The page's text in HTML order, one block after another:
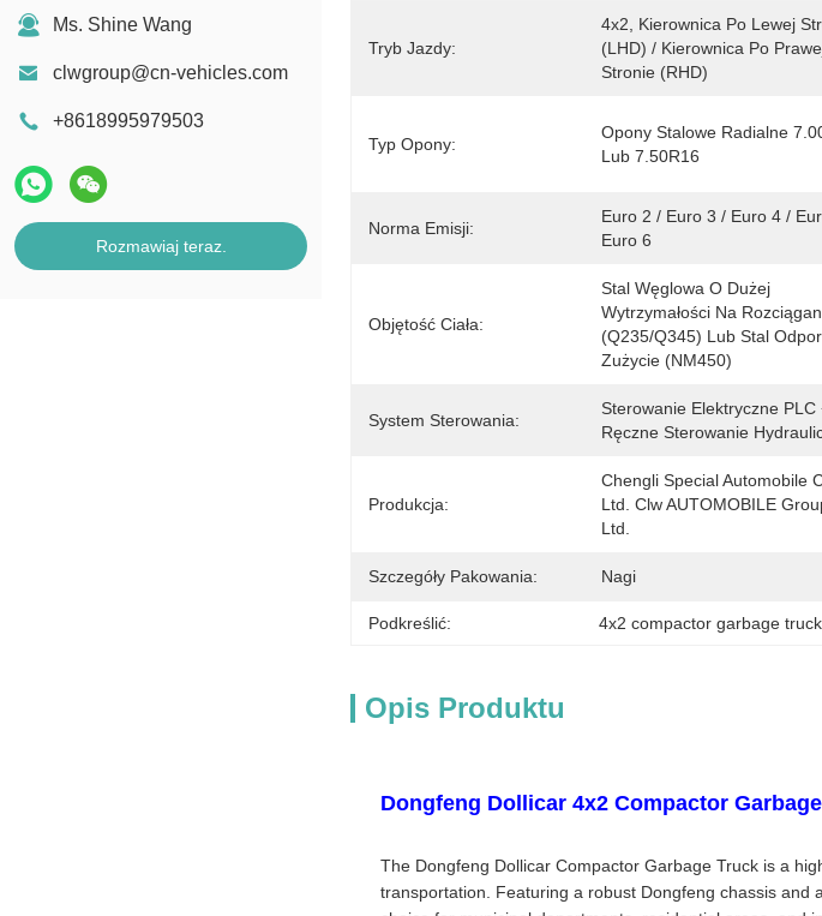
Ms. Shine Wang
clwgroup@cn-vehicles.com
+8618995979503
Rozmawiaj teraz.
Tryb Jazdy:
4x2, Kierownica Po Lewej
(LHD) / Kierownica Po
Stronie (RHD)
Typ Opony:
Opony Stalowe Radialne
Lub 7.50R16
Norma Emisji:
Euro 2 / Euro 3 / Euro 4 /
Euro 6
Objętość Ciała:
Stal Węglowa O Dużej
Wytrzymałości Na
(Q235/Q345) Lub Stal
Zużycie (NM450)
System Sterowania:
Sterowanie Elektryczne PLC
Ręczne Sterowanie
Produkcja:
Chengli Special Automobile
Ltd. Clw AUTOMOBILE
Ltd.
Szczegóły Pakowania: Nagi
Podkreślić: 4x2 compactor garbage truck
Opis Produktu
Dongfeng Dollicar 4x2 Compactor
The Dongfeng Dollicar Compactor Garbage Truck is a
transportation. Featuring a robust Dongfeng chassis and